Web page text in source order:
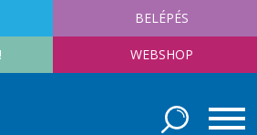
BELÉPÉS
WEBSHOP